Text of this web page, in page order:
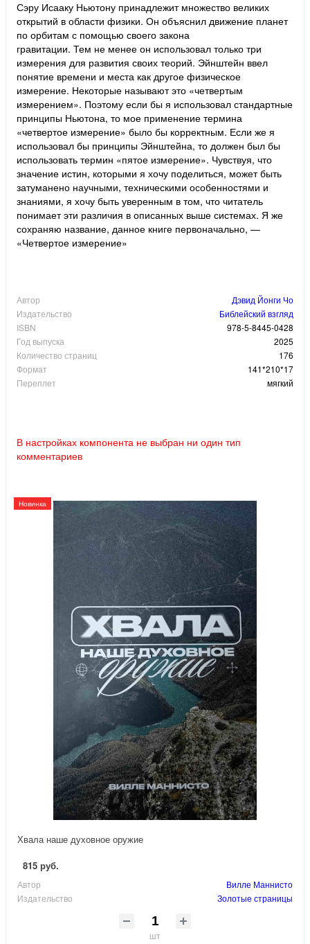
Сэру Исааку Ньютону принадлежит множество великих
открытий в области физики. Он объяснил движение планет
по орбитам с помощью своего закона
гравитации. Тем не менее он использовал только три
измерения для развития своих теорий. Эйнштейн ввел
понятие времени и места как другое физическое
измерение. Некоторые называют это «четвертым
измерением». Поэтому если бы я использовал стандартные
принципы Ньютона, то мое применение термина
«четвертое измерение» было бы корректным. Если же я
использовал бы принципы Эйнштейна, то должен был бы
использовать термин «пятое измерение». Чувствуя, что
значение истин, которыми я хочу поделиться, может быть
затуманено научными, техническими особенностями и
знаниями, я хочу быть уверенным в том, что читатель
понимает эти различия в описанных выше системах. Я же
сохраняю название, данное книге первоначально, —
«Четвертое измерение»
Автор
Дэвид Йонги Чо
Издательство
Библейский взгляд
ISBN
978-5-8445-0428
Год выпуска
2025
Количество страниц
176
Формат
141*210*17
Переплет
мягкий
В настройках компонента не выбран ни один тип
комментариев
Новинка
Хвала наше духовное оружие
815 руб.
Автор
Вилле Маннисто
Издательство
Золотые страницы
шт